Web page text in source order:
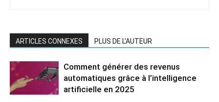
ARTICLES CONNEXES PLUS DE L'AUTEUR
Comment générer des revenus
automatiques grâce à l’intelligence
artificielle en 2025